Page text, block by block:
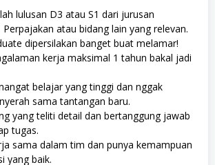
lulusan D3 atau S1 dari jurusan
Perpajakan atau bidang lain yang relevan.
dipersilakan banget buat melamar!
kerja maksimal 1 tahun bakal jadi
belajar yang tinggi dan nggak
sama tantangan baru.
yang teliti detail dan bertanggung jawab
tugas.
sama dalam tim dan punya kemampuan
yang baik.